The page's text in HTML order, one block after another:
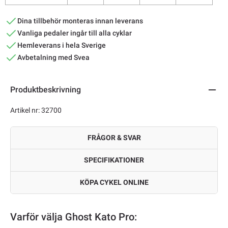
Dina tillbehör monteras innan leverans
Vanliga pedaler ingår till alla cyklar
Hemleverans i hela Sverige
Avbetalning med Svea
Produktbeskrivning
Artikel nr: 32700
FRÅGOR & SVAR
SPECIFIKATIONER
KÖPA CYKEL ONLINE
Varför välja Ghost Kato Pro: